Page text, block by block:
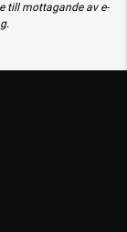
till mottagande av e-